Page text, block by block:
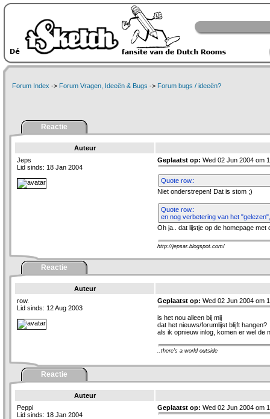
Forum Index -> Forum Vragen, Ideeën & Bugs -> Forum bugs / ideeën?
Reactie
Auteur
Jeps
Lid sinds: 18 Jan 2004
Geplaatst op: Wed 02 Jun 2004 om
Quote row.:
Niet onderstrepen! Dat is stom ;)
Quote row.:
en nog verbetering van het
Oh ja.. dat lijstje op de homepage
http://jepsar.blogspot.com/
Reactie
Auteur
row.
Lid sinds: 12 Aug 2003
Geplaatst op: Wed 02 Jun 2004 om
is het nou alleen bij mij
dat het nieuws/forumlijst blijft hangen?
als ik opnieuw inlog, komen er wel de
..there's a world outside
Reactie
Auteur
Peppi
Lid sinds: 18 Jan 2004
Geplaatst op: Wed 02 Jun 2004 om